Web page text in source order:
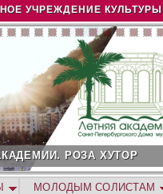
УЧРЕЖДЕНИЕ
РОЗА ХУТОР
МОЛОДЫМ СОЛИСТАМ